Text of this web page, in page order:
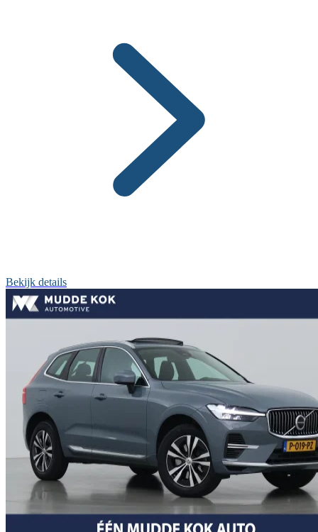
Bekijk details